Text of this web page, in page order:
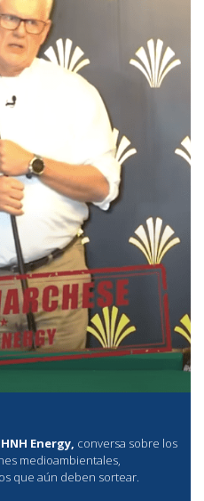
Energy, conversa sobre los
medioambientales,
que aún deben sortear.